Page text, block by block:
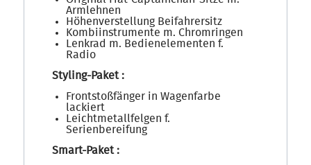
Armlehnen
Höhenverstellung Beifahrersitz
Kombiinstrumente m. Chromringen
Lenkrad m. Bedienelementen f.
Radio
Styling-Paket :
Frontstoßfänger in Wagenfarbe
lackiert
Leichtmetallfelgen f.
Serienbereifung
Smart-Paket :